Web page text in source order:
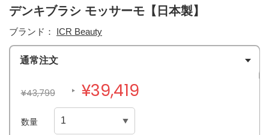
デンキブラシ モッサーモ【日本製】
ブランド： ICR Beauty
通常注文
¥43,799 ¥39,419
数量